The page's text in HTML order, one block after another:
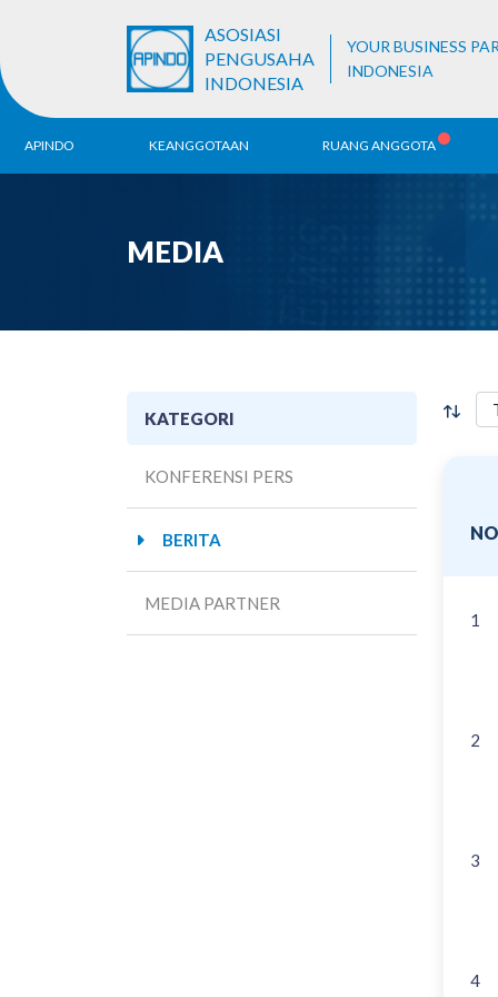
ASOSIASI
PENGUSAHA
INDONESIA
YOUR BUSINESS
INDONESIA
APINDO KEANGGOTAAN RUANG ANGGOTA
MEDIA
KATEGORI
KONFERENSI PERS
BERITA
MEDIA PARTNER
NO
1
2
3
4